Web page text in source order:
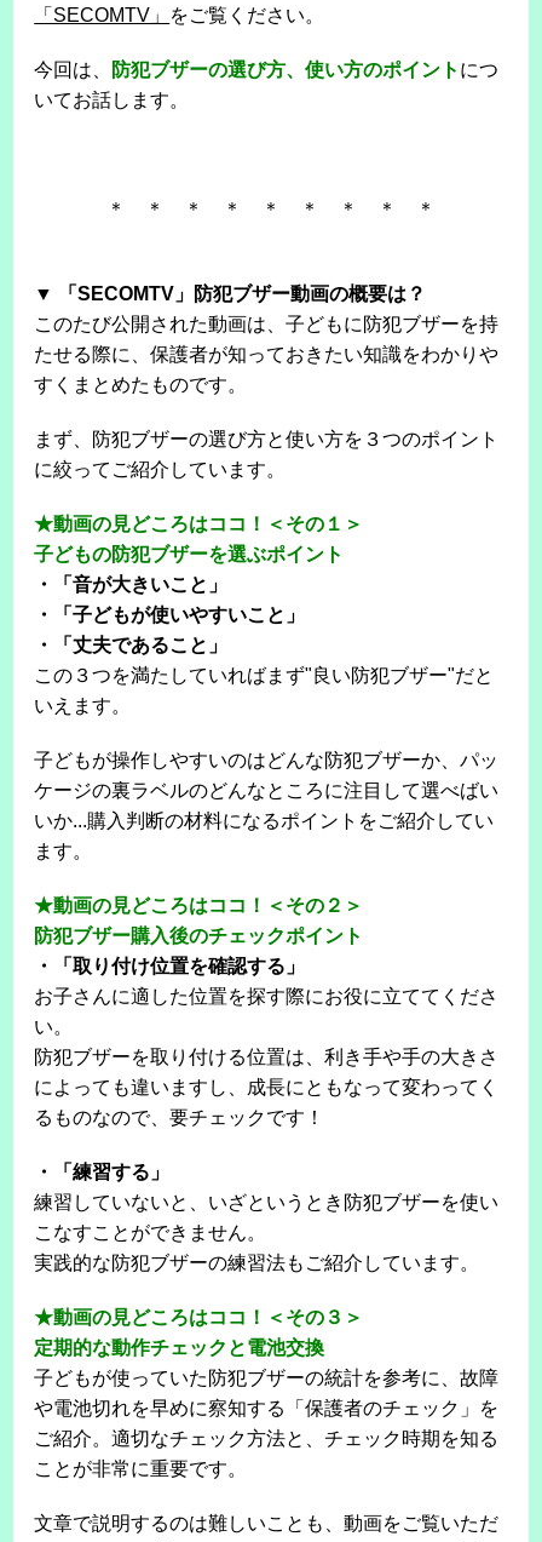
「SECOMTV」
をご覧ください。
今回は、 防犯ブザーの選び方、使い方のポイント につ
いてお話します。
＊ ＊ ＊ ＊ ＊ ＊ ＊ ＊ ＊
▼ 「SECOMTV」防犯ブザー動画の概要は？
このたび公開された動画は、子どもに防犯ブザーを持
たせる際に、保護者が知っておきたい知識をわかりや
すくまとめたものです。
まず、防犯ブザーの選び方と使い方を３つのポイント
に絞ってご紹介しています。
★動画の見どころはココ！＜その１＞
子どもの防犯ブザーを選ぶポイント
・「音が大きいこと」
・「子どもが使いやすいこと」
・「丈夫であること」
この３つを満たしていればまず"良い防犯ブザー"だと
いえます。
子どもが操作しやすいのはどんな防犯ブザーか、パッ
ケージの裏ラベルのどんなところに注目して選べばい
いか...購入判断の材料になるポイントをご紹介してい
ます。
★動画の見どころはココ！＜その２＞
防犯ブザー購入後のチェックポイント
・「取り付け位置を確認する」
お子さんに適した位置を探す際にお役に立ててくださ
い。
防犯ブザーを取り付ける位置は、利き手や手の大きさ
によっても違いますし、成長にともなって変わってく
るものなので、要チェックです！
・「練習する」
練習していないと、いざというとき防犯ブザーを使い
こなすことができません。
実践的な防犯ブザーの練習法もご紹介しています。
★動画の見どころはココ！＜その３＞
定期的な動作チェックと電池交換
子どもが使っていた防犯ブザーの統計を参考に、故障
や電池切れを早めに察知する「保護者のチェック」を
ご紹介。適切なチェック方法と、チェック時期を知る
ことが非常に重要です。
文章で説明するのは難しいことも、動画をご覧いただ